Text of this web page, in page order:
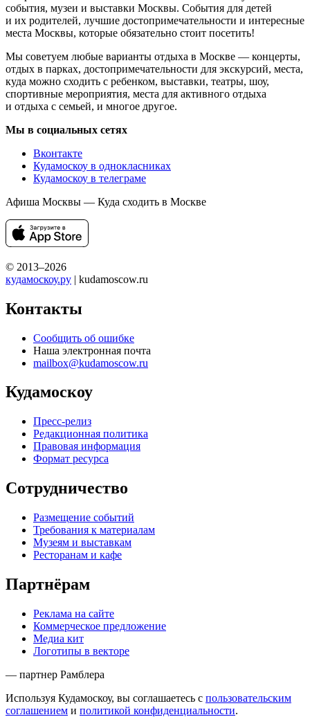
события, музеи и выставки Москвы. События для детей
и их родителей, лучшие достопримечательности и интересные
места Москвы, которые обязательно стоит посетить!
Мы советуем любые варианты отдыха в Москве — концерты,
отдых в парках, достопримечательности для экскурсий, места,
куда можно сходить с ребенком, выставки, театры, шоу,
спортивные мероприятия, места для активного отдыха
и отдыха с семьей, и многое другое.
Мы в социальных сетях
Вконтакте
Кудамоскоу в однокласниках
Кудамоскоу в телеграме
Афиша Москвы — Куда сходить в Москве
© 2013–2026
кудамоскоу.ру | kudamoscow.ru
Контакты
Сообщить об ошибке
Наша электронная почта
mailbox@kudamoscow.ru
Кудамоскоу
Пресс-релиз
Редакционная политика
Правовая информация
Формат ресурса
Сотрудничество
Размещение событий
Требования к материалам
Музеям и выставкам
Ресторанам и кафе
Партнёрам
Реклама на сайте
Коммерческое предложение
Медиа кит
Логотипы в векторе
— партнер Рамблера
Используя Кудамоскоу, вы соглашаетесь с пользовательским
соглашением и политикой конфиденциальности.